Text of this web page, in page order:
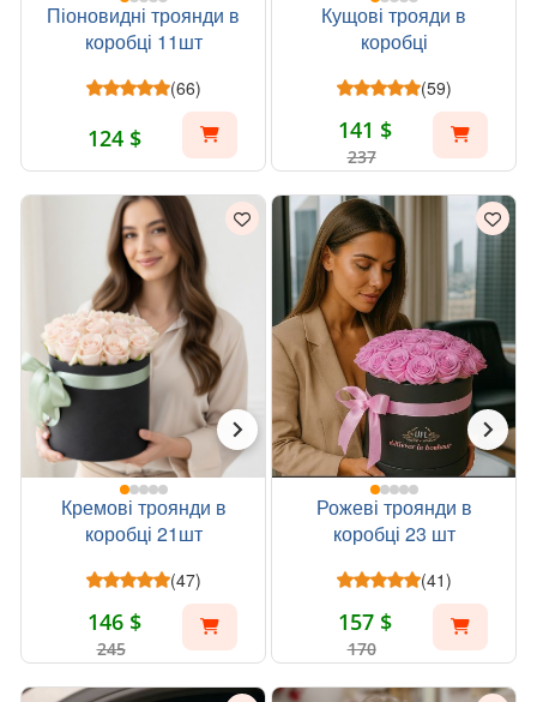
Піоновидні троянди в
коробці 11шт
(66)
124 $
Кущові трояди в
коробці
(59)
141 $
237
Кремові троянди в
коробці 21шт
(47)
146 $
245
Рожеві троянди в
коробці 23 шт
(41)
157 $
170